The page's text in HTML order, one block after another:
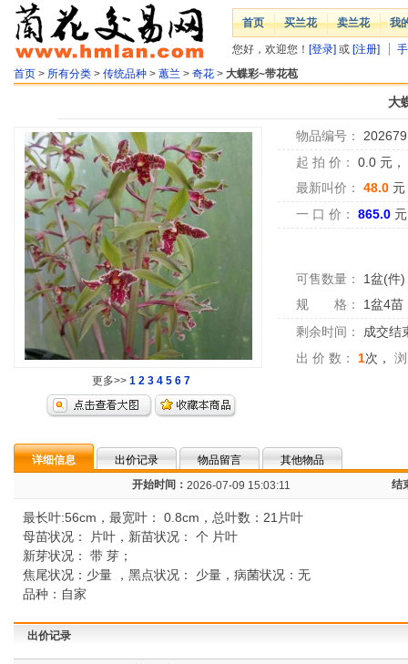
首页 买兰花 卖兰花 我
您好，欢迎您！ [登录] 或 [注册]
首页 > 所有分类 > 传统品种 > 蕙兰 > 奇花 > 大蝶彩~带花苞
大
更多>> 1 2 3 4 5 6 7
物品编号：
起 拍 价：
0.0 元，
最新叫价：
48.0 元
一 口 价：
865.0 元
可售数量： 1盆(件)
规 格：
1盆4苗
剩余时间：
成交结
出 价 数：
1次，
详细信息 出价记录 物品留言
其他物品
开始时间： 2026-07-09 15:03:11 结
最长叶:56cm，最宽叶： 0.8cm，总叶数：21片叶
母苗状况： 片叶，新苗状况： 个 片叶
新芽状况： 带 芽；
焦尾状况：少量 ，黑点状况： 少量，病菌状况：无
品种：自家
出价记录